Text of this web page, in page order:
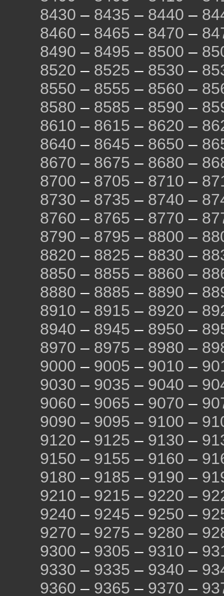
8430 – 8435 – 8440 –
8460 – 8465 – 8470 –
8490 – 8495 – 8500 –
8520 – 8525 – 8530 –
8550 – 8555 – 8560 –
8580 – 8585 – 8590 –
8610 – 8615 – 8620 –
8640 – 8645 – 8650 –
8670 – 8675 – 8680 –
8700 – 8705 – 8710 –
8730 – 8735 – 8740 –
8760 – 8765 – 8770 –
8790 – 8795 – 8800 –
8820 – 8825 – 8830 –
8850 – 8855 – 8860 –
8880 – 8885 – 8890 –
8910 – 8915 – 8920 –
8940 – 8945 – 8950 –
8970 – 8975 – 8980 –
9000 – 9005 – 9010 –
9030 – 9035 – 9040 –
9060 – 9065 – 9070 –
9090 – 9095 – 9100 –
9120 – 9125 – 9130 –
9150 – 9155 – 9160 –
9180 – 9185 – 9190 –
9210 – 9215 – 9220 –
9240 – 9245 – 9250 –
9270 – 9275 – 9280 –
9300 – 9305 – 9310 –
9330 – 9335 – 9340 –
9360 – 9365 – 9370 –